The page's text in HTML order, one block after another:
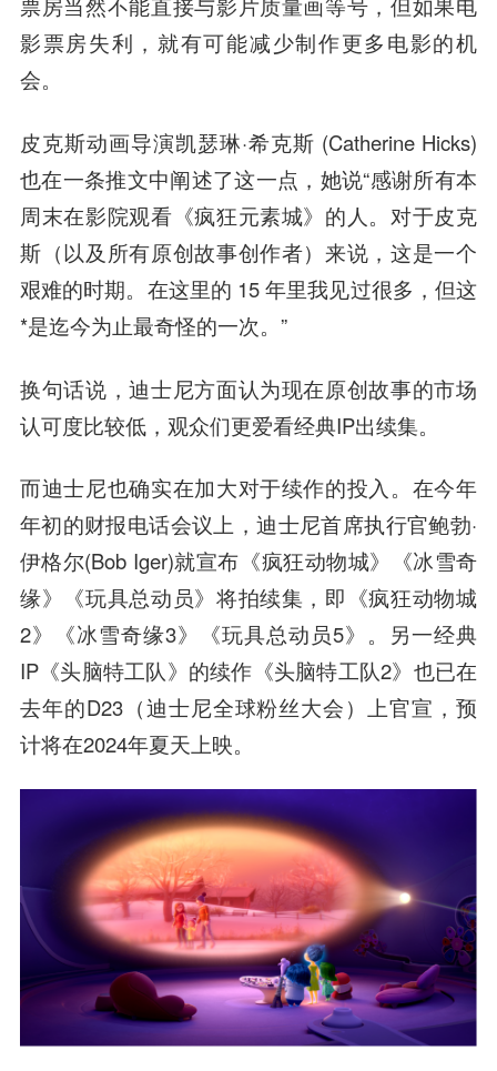
影票房失利，就有可能减少制作更多电影的机
会。
皮克斯动画导演凯瑟琳·希克斯 (Catherine Hicks)
也在一条推文中阐述了这一点，她说“感谢所有本
周末在影院观看《疯狂元素城》的人。对于皮克
斯（以及所有原创故事创作者）来说，这是一个
艰难的时期。在这里的 15 年里我见过很多，但这
*是迄今为止最奇怪的一次。”
换句话说，迪士尼方面认为现在原创故事的市场
认可度比较低，观众们更爱看经典IP出续集。
而迪士尼也确实在加大对于续作的投入。在今年
年初的财报电话会议上，迪士尼首席执行官鲍勃·
伊格尔(Bob Iger)就宣布《疯狂动物城》《冰雪奇
缘》《玩具总动员》将拍续集，即《疯狂动物城
2》《冰雪奇缘3》《玩具总动员5》。另一经典
IP《头脑特工队》的续作《头脑特工队2》也已在
去年的D23（迪士尼全球粉丝大会）上官宣，预
计将在2024年夏天上映。